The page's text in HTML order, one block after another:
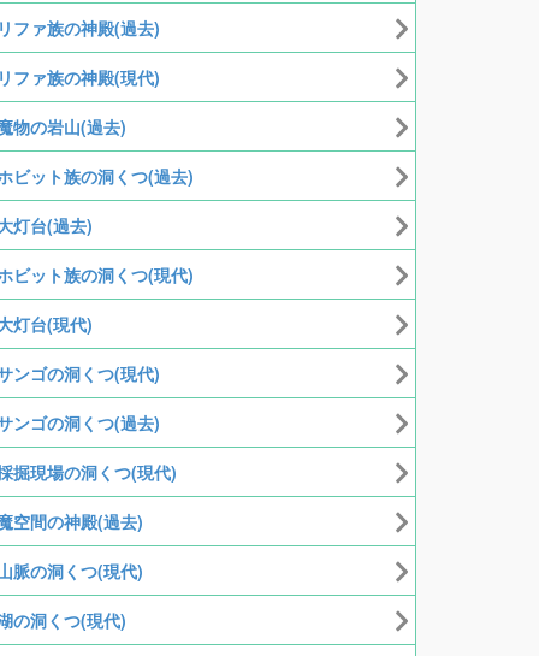
ファ族の神殿(過去)
ファ族の神殿(現代)
物の岩山(過去)
ビット族の洞くつ(過去)
灯台(過去)
ビット族の洞くつ(現代)
灯台(現代)
ンゴの洞くつ(現代)
ンゴの洞くつ(過去)
掘現場の洞くつ(現代)
空間の神殿(過去)
脈の洞くつ(現代)
の洞くつ(現代)